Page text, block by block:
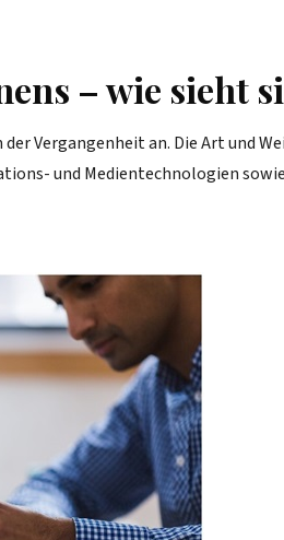
– wie sieht
Vergangenheit an. Die Art und
und Medientechnologien